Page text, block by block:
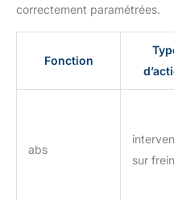
correctement paramétrées.
Fonction
abs
sur